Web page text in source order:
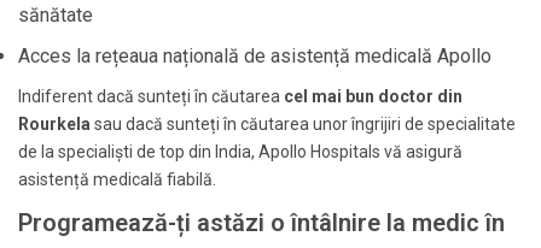
sănătate
Acces la rețeaua națională de asistență medicală Apollo
Indiferent dacă sunteți în căutarea cel mai bun doctor din
Rourkela sau dacă sunteți în căutarea unor îngrijiri de specialitate
de la specialiști de top din India, Apollo Hospitals vă asigură
asistență medicală fiabilă.
Programează-ți astăzi o întâlnire la medic în